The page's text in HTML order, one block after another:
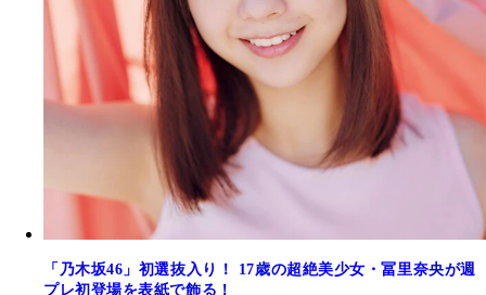
「乃木坂46」初選抜入り！ 17歳の超絶美少女・冨里奈央が週
プレ初登場を表紙で飾る！